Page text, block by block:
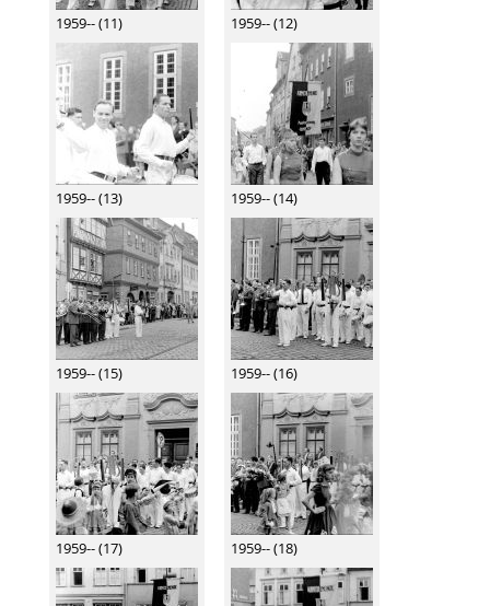
1959-- (11) 1959-- (12)
1959-- (13) 1959-- (14)
1959-- (15) 1959-- (16)
1959-- (17) 1959-- (18)